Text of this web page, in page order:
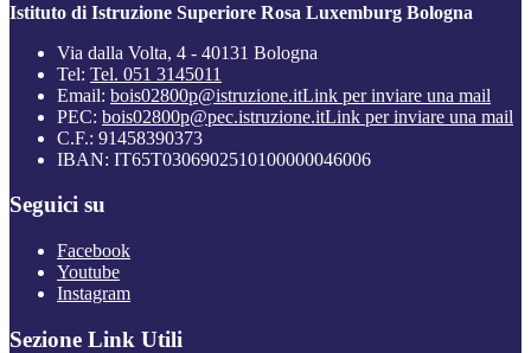
Istituto di Istruzione Superiore Rosa Luxemburg Bologna
Via dalla Volta, 4 - 40131 Bologna
Tel: Tel. 051 3145011
Email: bois02800p@istruzione.itLink per inviare una mail
PEC: bois02800p@pec.istruzione.itLink per inviare una mail
C.F.: 91458390373
IBAN: IT65T0306902510100000046006
Seguici su
Facebook
Youtube
Instagram
Sezione Link Utili